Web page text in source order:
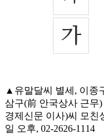
▲유말달씨 별세, 이종
삼구(前 안국상사 근무
경제신문 이사)씨 모친
일 오후, 02-2626-1114